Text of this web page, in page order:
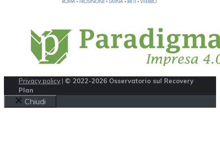
Privacy policy | © 2022-2026 Osservatorio sul Recovery
Plan
Chiudi